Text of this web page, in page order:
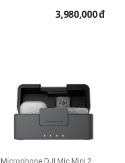
3,980,000đ
Microphone DJI Mic Mini 2